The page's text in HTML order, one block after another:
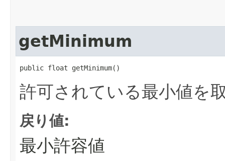
getMinimum
public float getMinimum()
許可されている最小値を
戻り値:
最小許容値